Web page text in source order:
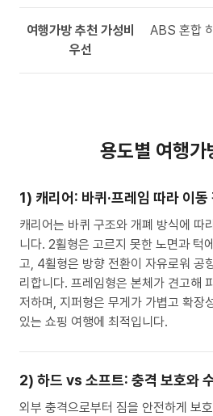
여행가방 추천 가성비
우선
ABS 혼합
용도별 여행가
1) 캐리어: 바퀴·프레임 따라 이동
캐리어는 바퀴 구조와 개폐 방식에 따
니다. 2휠형은 고르지 못한 노면과 턱
고, 4휠형은 방향 전환이 자유로워 공
리합니다. 프레임형은 본체가 견고해
저하며, 지퍼형은 무게가 가볍고 확장
있는 쇼핑 여행에 최적입니다.
2) 하드 vs 소프트: 충격 보호와
외부 충격으로부터 짐을 안전하게 보